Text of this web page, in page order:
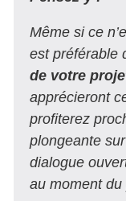
Même si ce
est préférable
de votre
apprécieront
profiterez
plongeante
dialogue
au moment